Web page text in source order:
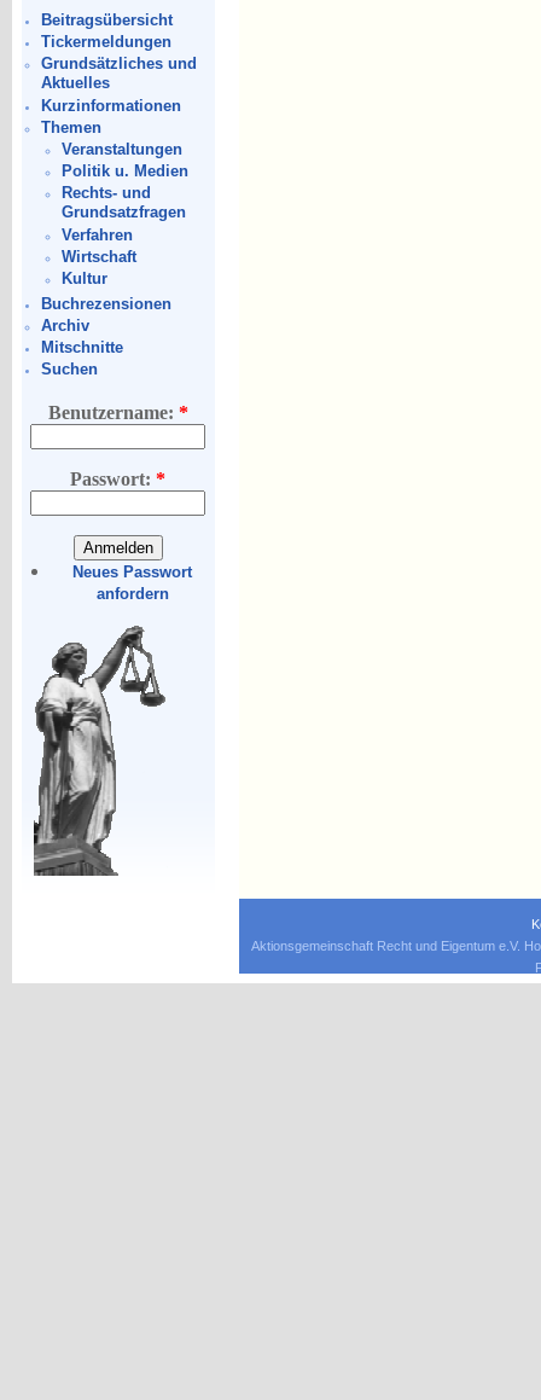
Beitragsübersicht
Tickermeldungen
Grundsätzliches und
Aktuelles
Kurzinformationen
Themen
Veranstaltungen
Politik u. Medien
Rechts- und
Grundsatzfragen
Verfahren
Wirtschaft
Kultur
Buchrezensionen
Archiv
Mitschnitte
Suchen
Benutzername: *
Passwort:*
Neues Passwort
anfordern
Aktionsgemeinschaft Recht und Eigentum e.V.